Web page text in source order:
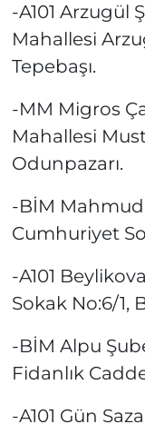
-A101 Arzugül
Mahallesi
Tepebaşı.
-MM Migros
Mahallesi
Odunpazarı.
-BİM
Cumhuriyet
-A101
Sokak No:6/1,
-BİM Alpu
Fidanlık
-A101 Gün